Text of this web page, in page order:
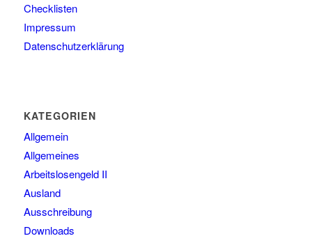
Checklisten
Impressum
Datenschutzerklärung
KATEGORIEN
Allgemein
Allgemeines
Arbeitslosengeld II
Ausland
Ausschreibung
Downloads